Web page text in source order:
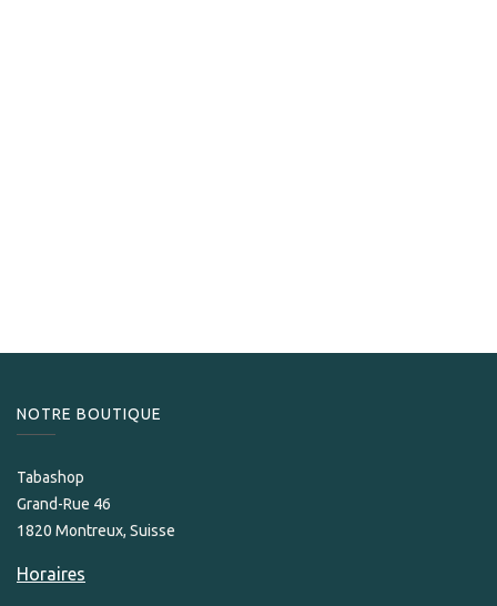
NOTRE BOUTIQUE
Tabashop
Grand-Rue 46
1820 Montreux, Suisse
Horaires